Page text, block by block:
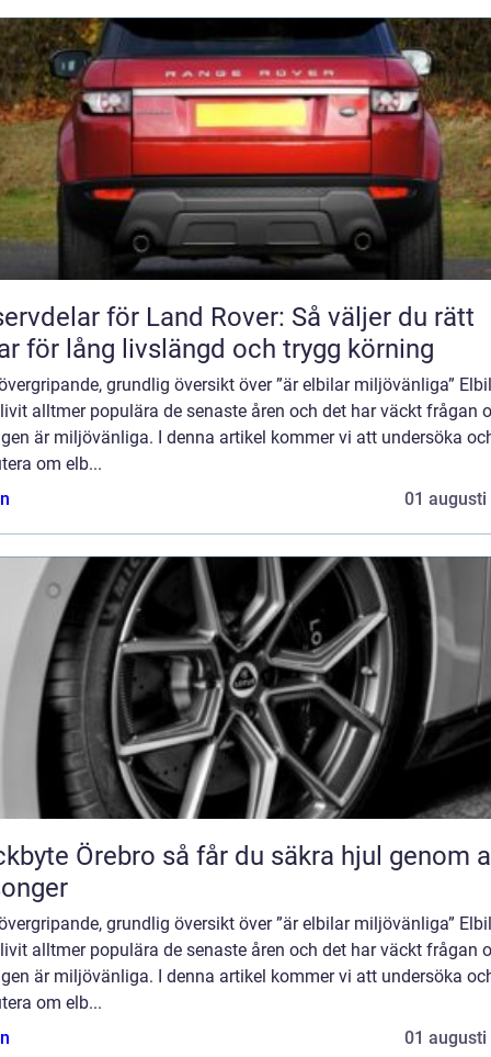
för Land Rover: Så väljer du rätt
för lång livslängd och trygg körning
grundlig översikt över ”är elbilar miljövänliga”
alltmer populära de senaste åren och det har väckt frågan
är miljövänliga. I denna artikel kommer vi att undersöka
om elb...
01 augusti
så får du säkra hjul genom alla
grundlig översikt över ”är elbilar miljövänliga”
alltmer populära de senaste åren och det har väckt frågan
är miljövänliga. I denna artikel kommer vi att undersöka
om elb...
01 augusti